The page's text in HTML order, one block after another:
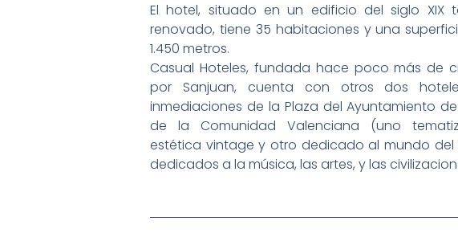
El hotel, situado en un edificio del siglo XIX
renovado, tiene 35 habitaciones y una
1.450 metros.
Casual Hoteles, fundada hace poco más de
por Sanjuan, cuenta con otros dos
inmediaciones de la Plaza del Ayuntamiento
de la Comunidad Valenciana (uno
estética vintage y otro dedicado al mundo del
dedicados a la música, las artes, y las